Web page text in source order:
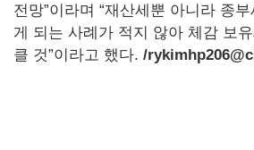
전망”이라며 “재산세뿐 아니라 종
게 되는 사례가 적지 않아 체감 보
클 것”이라고 했다. /